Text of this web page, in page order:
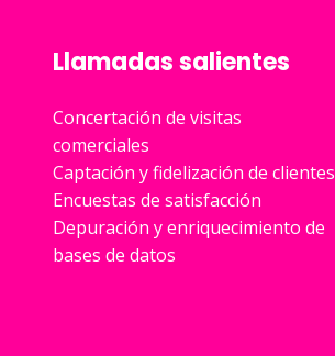
Llamadas salientes
Concertación de visitas
comerciales
Captación y fidelización de clientes
Encuestas de satisfacción
Depuración y enriquecimiento de
bases de datos